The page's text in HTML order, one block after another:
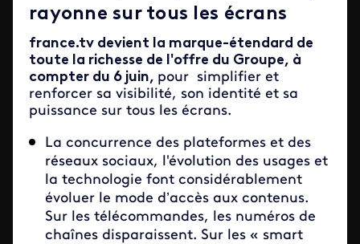
rayonne sur tous les écrans
france.tv devient la marque-étendard de
toute la richesse de l'offre du Groupe, à
compter du 6 juin, pour simplifier et
renforcer sa visibilité, son identité et sa
puissance sur tous les écrans.
La concurrence des plateformes et des
réseaux sociaux, l'évolution des usages et
la technologie font considérablement
évoluer le mode d’accès aux contenus.
Sur les télécommandes, les numéros de
chaînes disparaissent. Sur les « smart